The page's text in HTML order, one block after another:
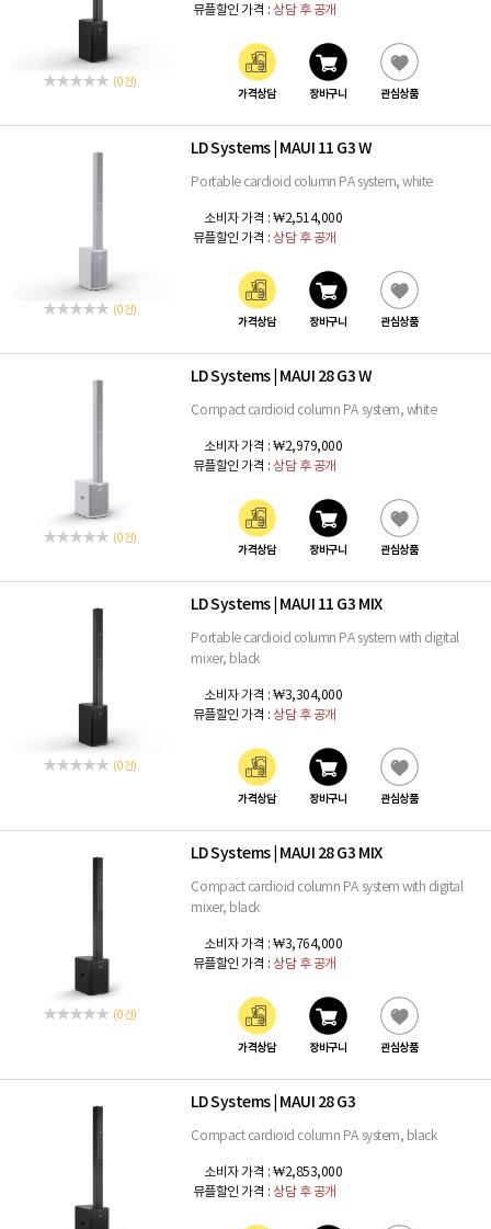
(0 건)
뮤플할인 가격 : 상담 후 공개
가격상담 장바구니 관심상품
(0 건)
LD Systems MAUI 11 G3 W
Portable cardioid column PA system, white
소비자 가격 : ₩2,514,000
뮤플할인 가격 : 상담 후 공개
가격상담 장바구니 관심상품
(0 건)
LD Systems MAUI 28 G3 W
Compact cardioid column PA system, white
소비자 가격 : ₩2,979,000
뮤플할인 가격 : 상담 후 공개
가격상담 장바구니 관심상품
(0 건)
LD Systems MAUI 11 G3 MIX
Portable cardioid column PA system with digital
mixer, black
소비자 가격 : ₩3,304,000
뮤플할인 가격 : 상담 후 공개
가격상담 장바구니 관심상품
(0 건)
LD Systems MAUI 28 G3 MIX
Compact cardioid column PA system with digital
mixer, black
소비자 가격 : ₩3,764,000
뮤플할인 가격 : 상담 후 공개
가격상담 장바구니 관심상품
LD Systems MAUI 28 G3
Compact cardioid column PA system, black
소비자 가격 : ₩2,853,000
뮤플할인 가격 : 상담 후 공개